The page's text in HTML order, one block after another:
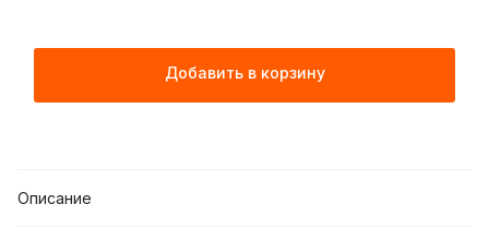
Добавить в корзину
Описание